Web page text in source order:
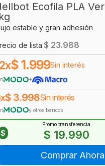
Ecofila PLA
estable y gran adhesión
de lista:$ 23.988
$1.999Sin interés
+
$ 3.998Sin interés
y otros bancos
$
Promo transferencia
$ 19.990
Comprar Ahora